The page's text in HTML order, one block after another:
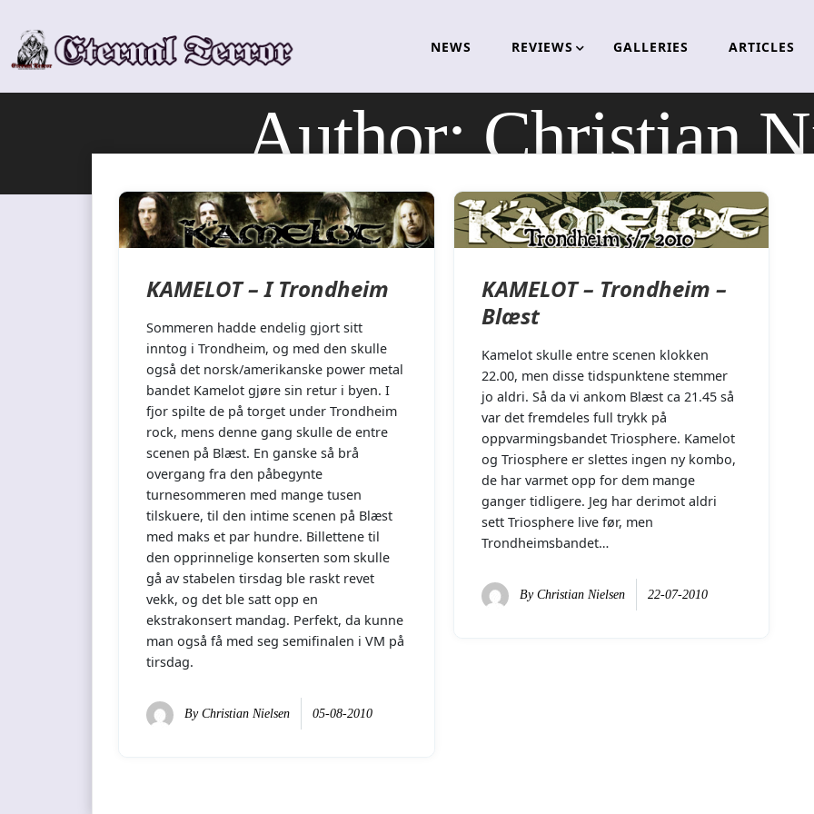
content
NEWS REVIEWS GALLERIES ARTICLES
Author:Christian
KAMELOT – I Trondheim
Sommeren hadde endelig gjort sitt
inntog i Trondheim, og med den skulle
også det norsk/amerikanske power metal
bandet Kamelot gjøre sin retur i byen. I
fjor spilte de på torget under Trondheim
rock, mens denne gang skulle de entre
scenen på Blæst. En ganske så brå
overgang fra den påbegynte
turnesommeren med mange tusen
tilskuere, til den intime scenen på Blæst
med maks et par hundre. Billettene til
den opprinnelige konserten som skulle
gå av stabelen tirsdag ble raskt revet
vekk, og det ble satt opp en
ekstrakonsert mandag. Perfekt, da kunne
man også få med seg semifinalen i VM på
tirsdag.
ByChristian Nielsen 05-08-2010
KAMELOT – Trondheim –
Blæst
Kamelot skulle entre scenen klokken
22.00, men disse tidspunktene stemmer
jo aldri. Så da vi ankom Blæst ca 21.45 så
var det fremdeles full trykk på
oppvarmingsbandet Triosphere. Kamelot
og Triosphere er slettes ingen ny kombo,
de har varmet opp for dem mange
ganger tidligere. Jeg har derimot aldri
sett Triosphere live før, men
Trondheimsbandet…
By Christian Nielsen 22-07-2010